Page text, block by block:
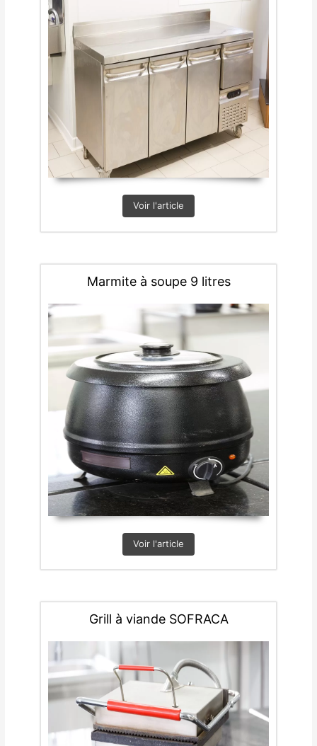
Voir l'article
Marmite à soupe 9 litres
Voir l'article
Grill à viande SOFRACA